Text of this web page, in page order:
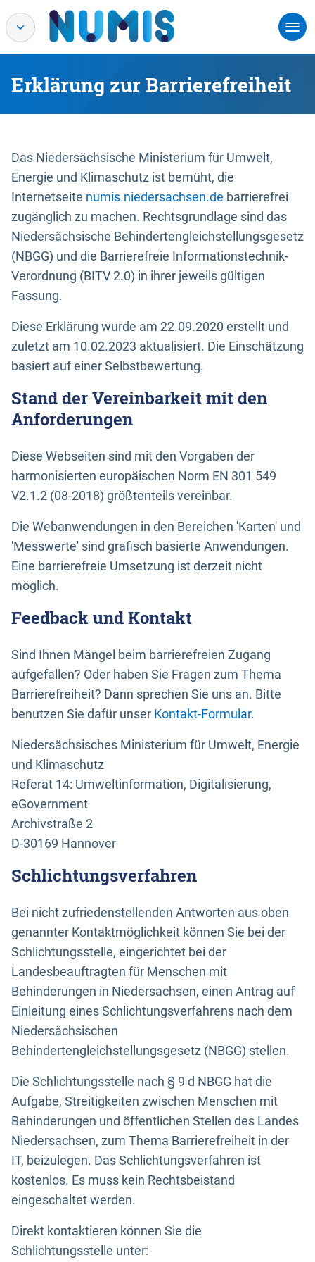
Erklärung zur Barrierefreiheit
Das Niedersächsische Ministerium für Umwelt,
Energie und Klimaschutz ist bemüht, die
Internetseite numis.niedersachsen.de barrierefrei
zugänglich zu machen. Rechtsgrundlage sind das
Niedersächsische Behindertengleichstellungsgesetz
(NBGG) und die Barrierefreie Informationstechnik-
Verordnung (BITV 2.0) in ihrer jeweils gültigen
Fassung.
Diese Erklärung wurde am 22.09.2020 erstellt und
zuletzt am 10.02.2023 aktualisiert. Die Einschätzung
basiert auf einer Selbstbewertung.
Stand der Vereinbarkeit mit den
Anforderungen
Diese Webseiten sind mit den Vorgaben der
harmonisierten europäischen Norm EN 301 549
V2.1.2 (08-2018) größtenteils vereinbar.
Die Webanwendungen in den Bereichen 'Karten' und
'Messwerte' sind grafisch basierte Anwendungen.
Eine barrierefreie Umsetzung ist derzeit nicht
möglich.
Feedback und Kontakt
Sind Ihnen Mängel beim barrierefreien Zugang
aufgefallen? Oder haben Sie Fragen zum Thema
Barrierefreiheit? Dann sprechen Sie uns an. Bitte
benutzen Sie dafür unser Kontakt-Formular.
Niedersächsisches Ministerium für Umwelt, Energie
und Klimaschutz
Referat 14: Umweltinformation, Digitalisierung,
eGovernment
Archivstraße 2
D-30169 Hannover
Schlichtungsverfahren
Bei nicht zufriedenstellenden Antworten aus oben
genannter Kontaktmöglichkeit können Sie bei der
Schlichtungsstelle, eingerichtet bei der
Landesbeauftragten für Menschen mit
Behinderungen in Niedersachsen, einen Antrag auf
Einleitung eines Schlichtungsverfahrens nach dem
Niedersächsischen
Behindertengleichstellungsgesetz (NBGG) stellen.
Die Schlichtungsstelle nach § 9 d NBGG hat die
Aufgabe, Streitigkeiten zwischen Menschen mit
Behinderungen und öffentlichen Stellen des Landes
Niedersachsen, zum Thema Barrierefreiheit in der
IT, beizulegen. Das Schlichtungsverfahren ist
kostenlos. Es muss kein Rechtsbeistand
eingeschaltet werden.
Direkt kontaktieren können Sie die
Schlichtungsstelle unter: